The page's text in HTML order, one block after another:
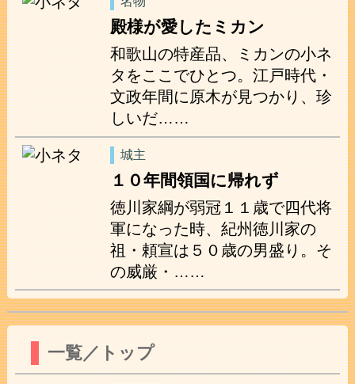
殿様が愛したミカン
和歌山の特産品、ミカンの小ネ
タをここでひとつ。江戸時代・
文政年間に原木が見つかり、珍
しいだ……
城主
１０年間領国に帰れず
徳川家綱が弱冠１１歳で四代将
軍になった時、紀州徳川家の
祖・頼宣は５０歳の男盛り。そ
の威厳・……
一覧／トップ